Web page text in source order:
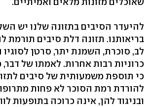
להיעדר הסיבים בתזונה שלנו יש
בריאותנו. תזונה דלת סיבים
לב, סוכרת, השמנת יתר, סרטן לסוגיו
כרוניות רבות אחרות. לאמתו של
כי תוספת משמעותית של סיבים
להורדת רמת הסוכר לא פחות
ובניגוד להן, אינה כרוכה בתופעות